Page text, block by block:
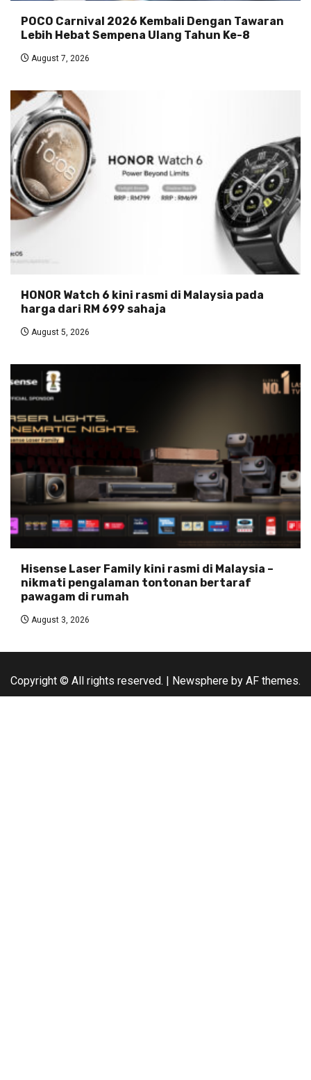
POCO Carnival 2026 Kembali Dengan Tawaran
Lebih Hebat Sempena Ulang Tahun Ke-8
August 7, 2026
HONOR Watch 6 kini rasmi di Malaysia pada
harga dari RM 699 sahaja
August 5, 2026
Hisense Laser Family kini rasmi di Malaysia –
nikmati pengalaman tontonan bertaraf
pawagam di rumah
August 3, 2026
Copyright © All rights reserved. | Newsphere by AF themes.